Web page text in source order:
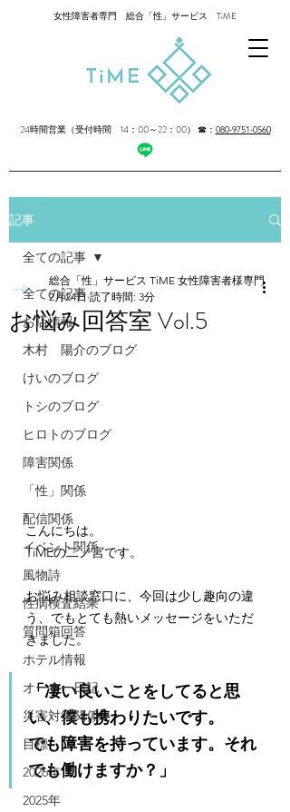
女性障害者専門 総合「性」サービス TiME
24時間営業（受付時間 14：00～22：00） ☎： 080-9751-0560
記事
全ての記事
お店情報
木村 陽介のブログ
けいのブログ
トシのブログ
ヒロトのブログ
障害関係
「性」関係
配信関係
イベント関係
風物詩
性病検査結果
質問箱回答
ホテル情報
オーナー日記
災害対策関係
目標
2026年
2025年
全ての記事
お悩み回答室 Vol.5
総合「性」サービス TiME 女性障害者様専門
2月24日 読了時間: 3分
こんにちは。
TiMEの二ノ宮です。
お悩み相談窓口に、今回は少し趣向の違
う、でもとても熱いメッセージをいただ
きました。
「凄い良いことをしてると思
い、僕も携わりたいです。
でも障害を持っています。それ
でも働けますか？」